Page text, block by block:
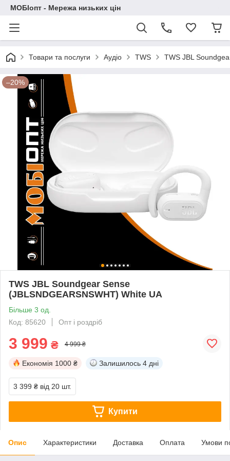
МОБІопт - Мережа низьких цін
Товари та послуги Аудіо TWS TWS JBL
–20%
TWS JBL Soundgear Sense
(JBLSNDGEARSNSWHT) White UA
Більше 3 од.
Код: 85620
Опт і роздріб
3 999 ₴ 4 999 ₴
Економія 1000 ₴ Залишилось 4 дні
3 399 ₴ від 20 шт.
Купити
Опис Характеристики Доставка Оплата Умови